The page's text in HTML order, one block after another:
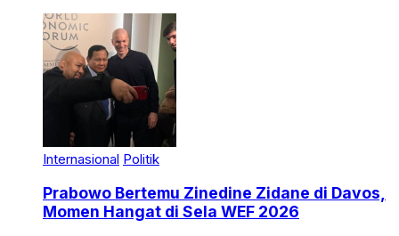
Internasional Politik
Prabowo Bertemu Zinedine Zidane di Davos,
Momen Hangat di Sela WEF 2026